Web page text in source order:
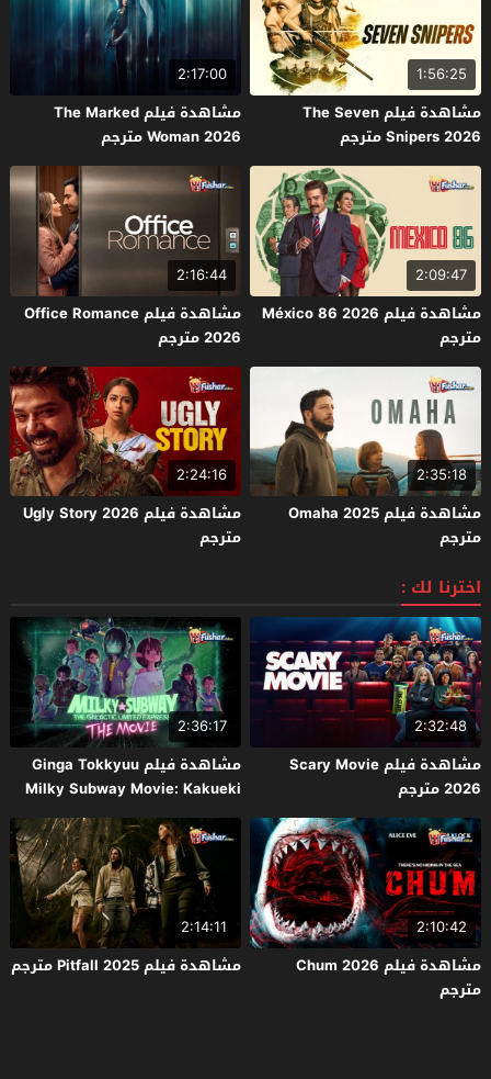
1:56:25
مشاهدة فيلم The Seven
Snipers 2026 مترجم
2:17:00
مشاهدة فيلم The Marked
Woman 2026 مترجم
2:09:47
مشاهدة فيلم México 86 2026
مترجم
2:16:44
مشاهدة فيلم Office Romance
2026 مترجم
2:35:18
مشاهدة فيلم Omaha 2025
مترجم
2:24:16
مشاهدة فيلم Ugly Story 2026
مترجم
اخترنا لك :
2:32:48
مشاهدة فيلم Scary Movie
2026 مترجم
2:36:17
مشاهدة فيلم Ginga Tokkyuu
Milky Subway Movie: Kakueki
Teisha Gekijou Yuki 2026 مترجم
2:10:42
مشاهدة فيلم Chum 2026
مترجم
2:14:11
مشاهدة فيلم Pitfall 2025 مترجم